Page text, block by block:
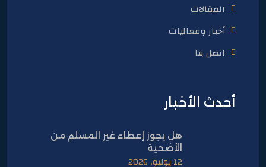
المقالات
أخبار وفعاليات
اتصل بنا
أحدث الأخبار
هل يجوز إعطاء غير المسلم من
الأضحية
12 يوليو، 2026